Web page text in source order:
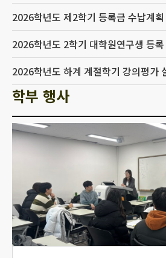
2026학년도 제2학기 등록금 수납계획
학부 행사